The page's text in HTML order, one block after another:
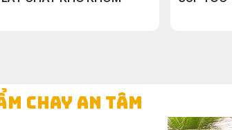
CHAY AN TÂM